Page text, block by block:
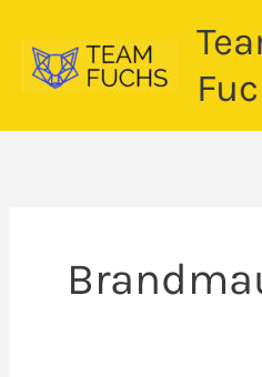
Inhalt
springen